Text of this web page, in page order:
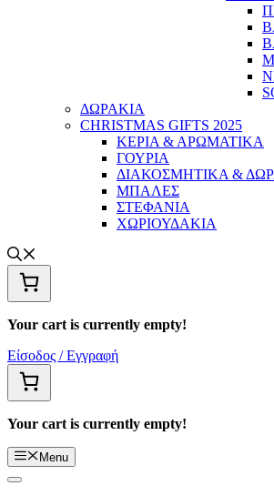
ΔΩΡΑΚΙΑ
CHRISTMAS GIFTS 2025
ΚΕΡΙΑ & ΑΡΩΜΑΤΙΚΑ
ΓΟΥΡΙΑ
ΔΙΑΚΟΣΜΗΤΙΚΑ &
ΜΠΑΛΕΣ
ΣΤΕΦΑΝΙΑ
ΧΩΡΙΟΥΔΑΚΙΑ
Your cart is currently empty!
Είσοδος / Εγγραφή
Your cart is currently empty!
Menu